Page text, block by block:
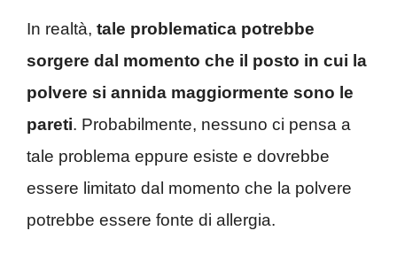
In realtà, tale problematica potrebbe
sorgere dal momento che il posto in cui la
polvere si annida maggiormente sono le
pareti. Probabilmente, nessuno ci pensa a
tale problema eppure esiste e dovrebbe
essere limitato dal momento che la polvere
potrebbe essere fonte di allergia.